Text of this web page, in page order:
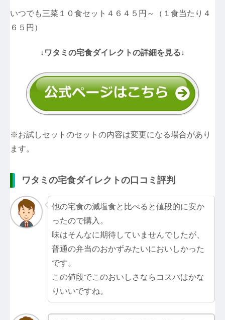
いつでも三菜１０食セット４６４５円～（１食当たり４
６５円）
↓ワタミの宅食ダイレクトの詳細を見る↓
※お試しセットのセットの内容は変更になる場合があり
ます。
ワタミの宅食ダイレクトの口コミ評判
他の宅食の減塩食と比べると値段的に安か
ったので購入。
味はそんなに期待していませんでしたが、
普通の弁当のおかずみたいにおいしかった
です。
この値段でこのおいしさならコスパはかな
りいいですね。